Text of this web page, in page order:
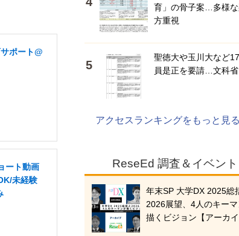
ポート@
ート動画
未経験
育」の骨子案…多様
方重視
聖徳大や玉川大など
員是正を要請…文科省
アクセスランキングをもっと見る
ReseEd 調査＆イベント
年末SP 大学DX 2025総
2026展望、4人のキー
描くビジョン【アーカイ